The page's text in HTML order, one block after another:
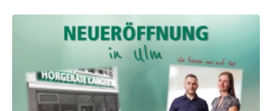
Leistungen & Service
Filialen und Termin